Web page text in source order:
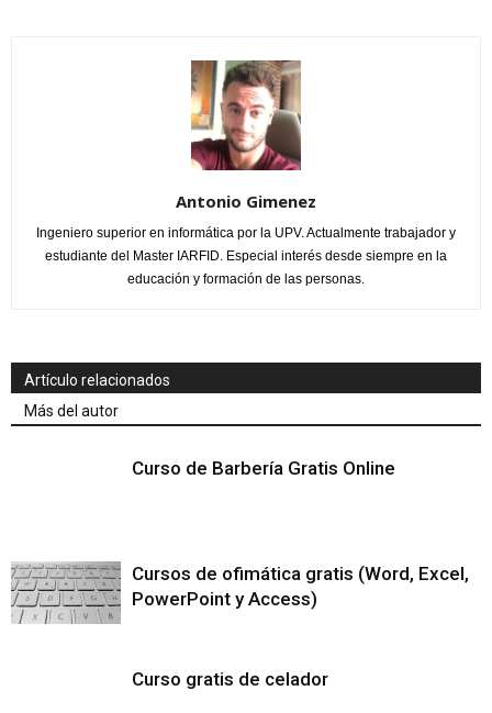
Antonio Gimenez
Ingeniero superior en informática por la UPV. Actualmente trabajador y
estudiante del Master IARFID. Especial interés desde siempre en la
educación y formación de las personas.
Artículo relacionados
Más del autor
Curso de Barbería Gratis Online
Cursos de ofimática gratis (Word, Excel,
PowerPoint y Access)
Curso gratis de celador